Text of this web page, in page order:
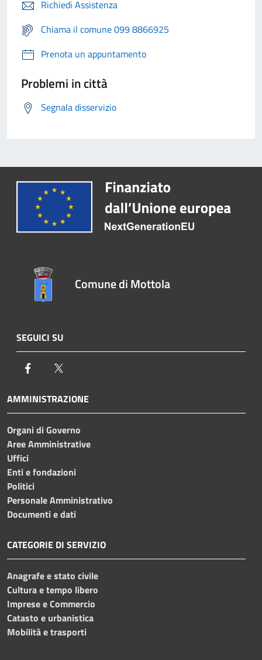
Richiedi Assistenza
Chiama il comune 099 8866925
Prenota un appuntamento
Problemi in città
Segnala disservizio
Comune di Mottola
SEGUICI SU
Facebook
AMMINISTRAZIONE
Organi di Governo
Aree Amministrative
Uffici
Enti e fondazioni
Politici
Personale Amministrativo
Documenti e dati
CATEGORIE DI SERVIZIO
Anagrafe e stato civile
Cultura e tempo libero
Imprese e Commercio
Catasto e urbanistica
Mobilità e trasporti